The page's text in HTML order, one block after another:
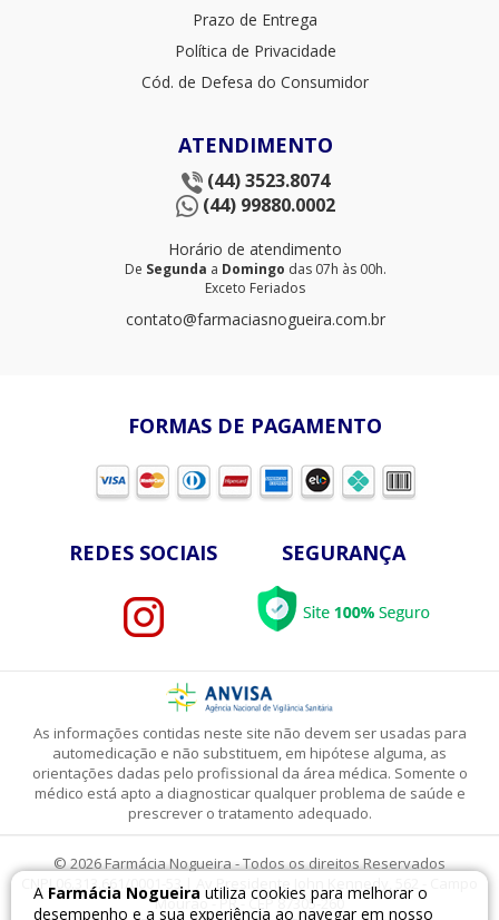
A Farmácia Nogueira utiliza cookies para melhorar o
desempenho e a sua experiência ao navegar em nosso
Prazo de Entrega
Política de Privacidade
Cód. de Defesa do Consumidor
ATENDIMENTO
(44) 3523.8074
(44) 99880.0002
Horário de atendimento
De Segunda a Domingo das 07h às 00h.
Exceto Feriados
contato@farmaciasnogueira.com.br
FORMAS DE PAGAMENTO
REDES SOCIAIS SEGURANÇA
As informações contidas neste site não devem ser usadas para
automedicação e não substituem, em hipótese alguma, as
orientações dadas pelo profissional da área médica. Somente o
médico está apto a diagnosticar qualquer problema de saúde e
prescrever o tratamento adequado.
© 2026 Farmácia Nogueira - Todos os direitos Reservados
CNPJ 06.313.661/0001-53 | Av Presidente John Kennedy, 562 - Campo
Mourão - PR - CEP 87305-260